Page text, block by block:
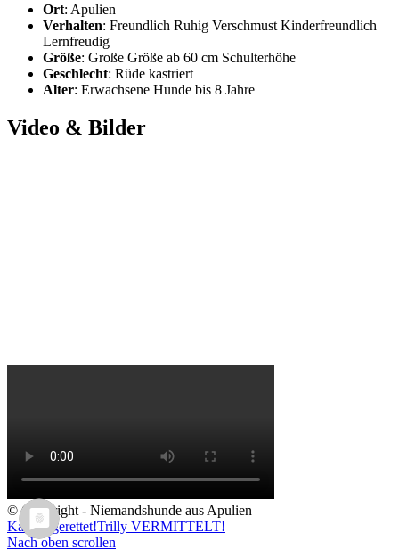
Ort: Apulien
Verhalten: Freundlich Ruhig Verschmust Kinderfreundlich
Lernfreudig
Größe: Große Größe ab 60 cm Schulterhöhe
Geschlecht: Rüde kastriert
Alter: Erwachsene Hunde bis 8 Jahre
Video & Bilder
© Copyright - Niemandshunde aus Apulien
Kaila – gerettet!Trilly VERMITTELT!
Nach oben scrollen